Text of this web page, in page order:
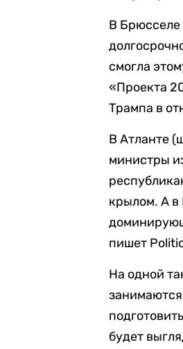
В Брюсселе
смогла
«Проекта
Трампа в
В Атланте
министры
крылом. А в
пишет
На одной
будет